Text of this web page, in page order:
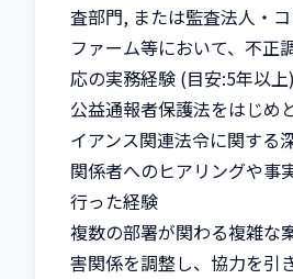
査部門, または監査法人・
ファーム等において、不正
応の実務経験 (目安:5年以上)
公益通報者保護法をはじめ
イアンス関連法令に関する
関係者へのヒアリングや事
行った経験
複数の部署が関わる複雑な
害関係を調整し、協力を引